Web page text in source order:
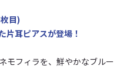
目)
片耳ピアスが登場！
モフィラを、鮮やかなブルー